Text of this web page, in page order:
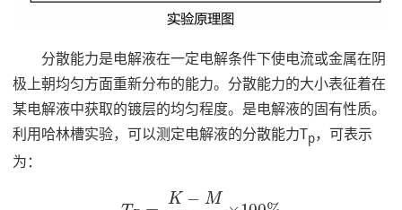
分散能力是电解液在一定电解条件下使电流或金属在阴
极上朝均匀方面重新分布的能力。分散能力的大小表征着在
某电解液中获取的镀层的均匀程度。是电解液的固有性质。
利用哈林槽实验，可以测定电解液的分散能力Tp，可表示
为：
−M −1×